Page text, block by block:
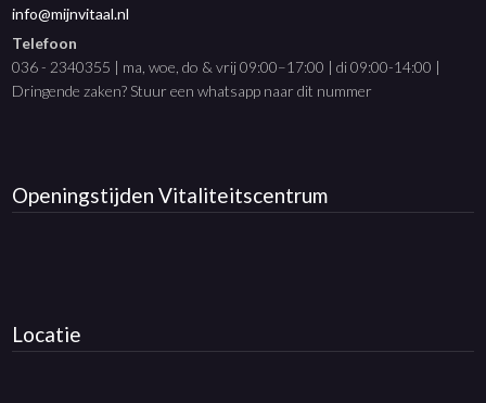
info@mijnvitaal.nl
Telefoon
036 - 2340355 | ma, woe, do & vrij 09:00–17:00 | di 09:00-14:00 |
Dringende zaken? Stuur een whatsapp naar dit nummer
OpeningstijdenVitaliteitscentrum
Locatie